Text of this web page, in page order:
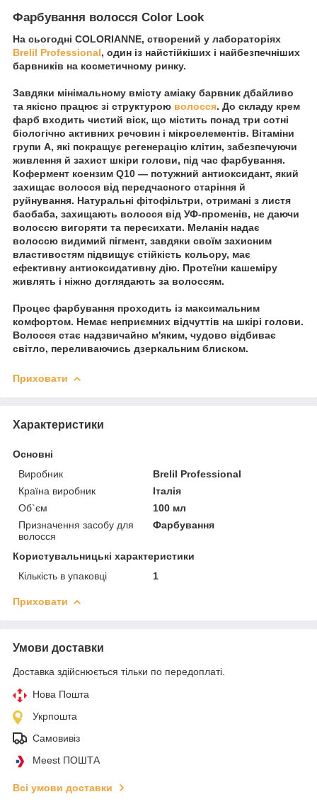
Фарбування волосся Color Look
На сьогодні COLORIANNE, створений у лабораторіях
Brelil Professional, один із найстійкіших і найбезпечніших
барвників на косметичному ринку.
Завдяки мінімальному вмісту аміаку барвник дбайливо
та якісно працює зі структурою волосся. До складу крем
фарб входить чистий віск, що містить понад три сотні
біологічно активних речовин і мікроелементів. Вітаміни
групи А, які покращує регенерацію клітин, забезпечуючи
живлення й захист шкіри голови, під час фарбування.
Кофермент коензим Q10 — потужний антиоксидант, який
захищає волосся від передчасного старіння й
руйнування. Натуральні фітофільтри, отримані з листя
баобаба, захищають волосся від УФ-променів, не даючи
волоссю вигоряти та пересихати. Меланін надає
волоссю видимий пігмент, завдяки своїм захисним
властивостям підвищує стійкість кольору, має
ефективну антиоксидативну дію. Протеїни кашеміру
живлять і ніжно доглядають за волоссям.
Процес фарбування проходить із максимальним
комфортом. Немає неприємних відчуттів на шкірі голови.
Волосся стає надзвичайно м'яким, чудово відбиває
світло, переливаючись дзеркальним блиском.
Приховати
Характеристики
Основні
Виробник
Brelil Professional
Країна виробник
Італія
Об`єм
100 мл
Призначення засобу для
волосся
Фарбування
Користувальницькі характеристики
Кількість в упаковці
1
Приховати
Умови доставки
Доставка здійснюється тільки по передоплаті.
Нова Пошта
Укрпошта
Самовивіз
Meest ПОШТА
Всі умови доставки